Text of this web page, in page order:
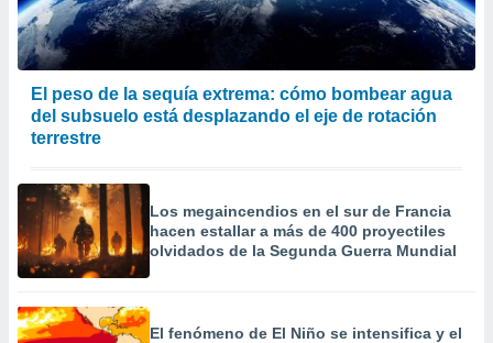
El peso de la sequía extrema: cómo bombear agua
del subsuelo está desplazando el eje de rotación
terrestre
Los megaincendios en el sur de Francia
hacen estallar a más de 400 proyectiles
olvidados de la Segunda Guerra Mundial
El fenómeno de El Niño se intensifica y el